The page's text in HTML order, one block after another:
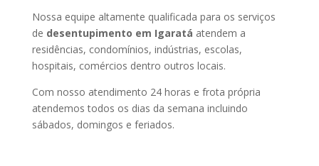
Nossa equipe altamente qualificada para os serviços
de desentupimento em Igaratá atendem a
residências, condomínios, indústrias, escolas,
hospitais, comércios dentro outros locais.
Com nosso atendimento 24 horas e frota própria
atendemos todos os dias da semana incluindo
sábados, domingos e feriados.